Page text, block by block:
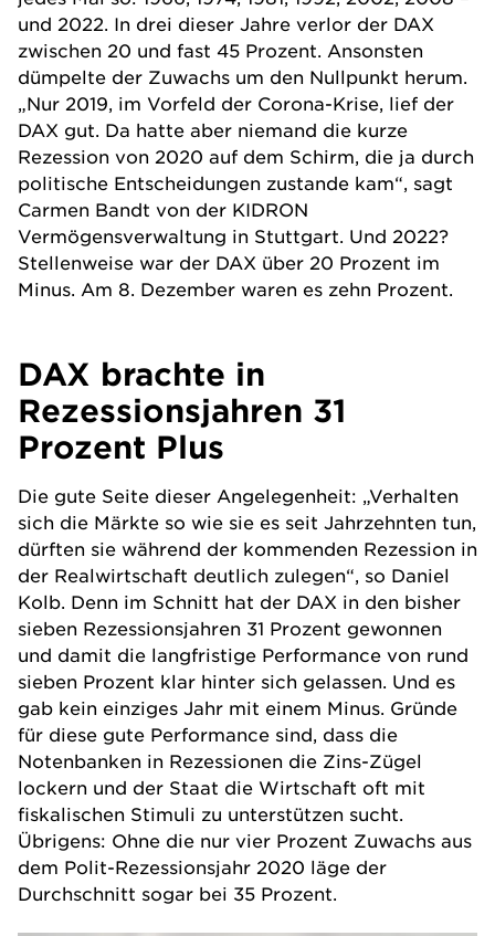
und 2022. In drei dieser Jahre verlor der DAX
zwischen 20 und fast 45 Prozent. Ansonsten
dümpelte der Zuwachs um den Nullpunkt herum.
„Nur 2019, im Vorfeld der Corona-Krise, lief der
DAX gut. Da hatte aber niemand die kurze
Rezession von 2020 auf dem Schirm, die ja durch
politische Entscheidungen zustande kam“, sagt
Carmen Bandt von der KIDRON
Vermögensverwaltung in Stuttgart. Und 2022?
Stellenweise war der DAX über 20 Prozent im
Minus. Am 8. Dezember waren es zehn Prozent.
DAX brachte in
Rezessionsjahren 31
Prozent Plus
Die gute Seite dieser Angelegenheit: „Verhalten
sich die Märkte so wie sie es seit Jahrzehnten tun,
dürften sie während der kommenden Rezession in
der Realwirtschaft deutlich zulegen“, so Daniel
Kolb. Denn im Schnitt hat der DAX in den bisher
sieben Rezessionsjahren 31 Prozent gewonnen
und damit die langfristige Performance von rund
sieben Prozent klar hinter sich gelassen. Und es
gab kein einziges Jahr mit einem Minus. Gründe
für diese gute Performance sind, dass die
Notenbanken in Rezessionen die Zins-Zügel
lockern und der Staat die Wirtschaft oft mit
fiskalischen Stimuli zu unterstützen sucht.
Übrigens: Ohne die nur vier Prozent Zuwachs aus
dem Polit-Rezessionsjahr 2020 läge der
Durchschnitt sogar bei 35 Prozent.